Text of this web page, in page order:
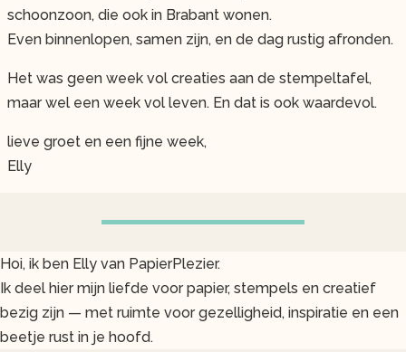
schoonzoon, die ook in Brabant wonen.
Even binnenlopen, samen zijn, en de dag rustig afronden.
Het was geen week vol creaties aan de stempeltafel,
maar wel een week vol leven. En dat is ook waardevol.
lieve groet en een fijne week,
Elly
Hoi, ik ben Elly van PapierPlezier.
Ik deel hier mijn liefde voor papier, stempels en creatief
bezig zijn — met ruimte voor gezelligheid, inspiratie en een
beetje rust in je hoofd.